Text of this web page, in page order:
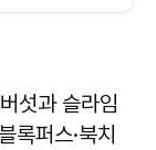
섯과 슬라임
록퍼스·북치